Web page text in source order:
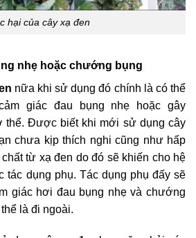
hại của cây xạ đen
nhẹ hoặc chướng bụng
nữa khi sử dụng đó chính là có thể
giác đau bụng nhẹ hoặc gây
thể. Được biết khi mới sử dụng cây
chưa kịp thích nghi cũng như hấp
từ xạ đen do đó sẽ khiến cho hệ
tác dụng phụ. Tác dụng phụ đấy sẽ
giác hơi đau bụng nhẹ và chướng
là đi ngoài.